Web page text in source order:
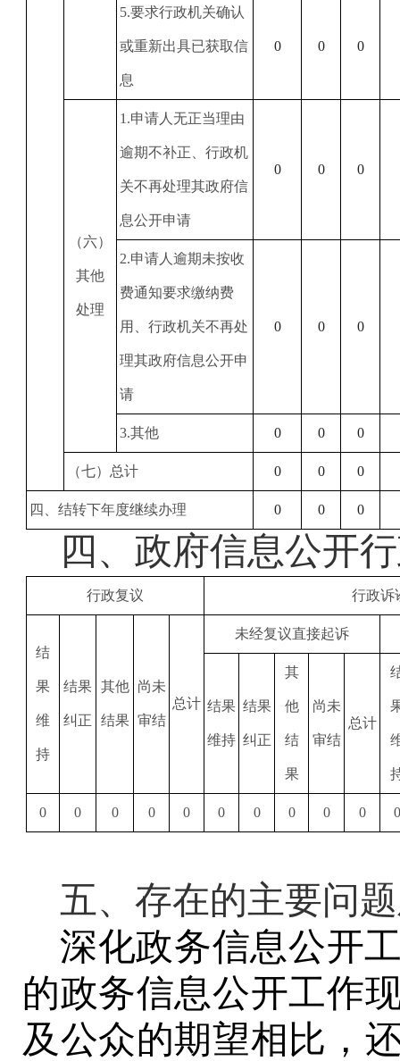
5.要求行政机关确认
或重新出具已获取信
息
0 0 0
（六）
其他
处理
1 .申请人无正当理由
逾期不补正、行政机
关不再处理其政府信
息公开申请
0 0 0
2.申请人逾期未按收
费通知要求缴纳费
用、行政机关不再处
理其政府信息公开申
请
0 0 0
3.其他 0 0 0
（七）总计 0 0 0
四、结转下年度继续办理 0 0 0
四、 政府信息公开
行政复议 行政诉
结
果
维
持
结果
纠正
其他
结果
尚未
审结
总计
未经复议直接起诉
结果
维持
结果
纠正
其
他
结
果
尚未
审结
总计
0 0 0 0 0 0 0 0 0 0 0
五、存在的主要问
深化政务信息公开
的政务信息公开工作
及公众的期望相比，